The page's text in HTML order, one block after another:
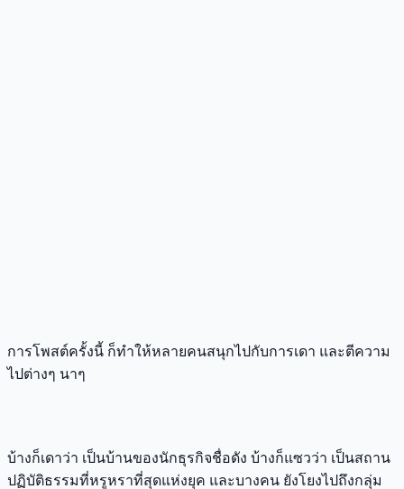
การโพสต์ครั้งนี้ ก็ทำให้หลายคนสนุกไปกับการเดา และตีความ
ไปต่างๆ นาๆ
บ้างก็เดาว่า เป็นบ้านของนักธุรกิจชื่อดัง บ้างก็แซวว่า เป็นสถาน
ปฏิบัติธรรมที่หรูหราที่สุดแห่งยุค และบางคน ยังโยงไปถึงกลุ่ม